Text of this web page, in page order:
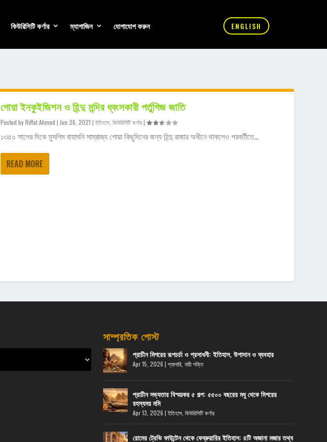
কিউরিসিটি কর্ণার ম্যাগাজিন যোগাযোগ করুন ENGLISH
গোয়া ইনকুইজিশন ও হিন্দু মন্দির ধ্বংসকারী পর্তুগিজ জাতি
Posted byRiffat Ahmed | Jun 26, 2021 | ইতিহাস কিউরিসিটি কর্ণার|
১৩৫০ সালের দিকে মুসলিম বাহামনি সাম্রাজ্য গোয়া কিছুদিনের জন্য হিন্দু রাজার অধীনে থাকলেও পরবর্তীতে...
READ MORE
সাম্প্রতিক পোস্ট
প্রাচীন মিশরের রূপচর্চা ও প্রসাধনী: ইতিহাস, উপাদান ও ব্যবহার
Apr 15, 2026 | গ্যালারি, নারী শক্তি
প্রাচীন সভ্যতার বিস্ময়কর ৫ গল্প: ৫৫০০ বছরের মধু থেকে মিশরের
রহস্যময় মমি
Apr 13, 2026 | ইতিহাস, কিউরিসিটি কর্ণার
রোমের ট্রেভি ফাউন্টেন থেকে ফেব্রুয়ারির ইতিহাস: ৪টি অজানা মজার তথ্য